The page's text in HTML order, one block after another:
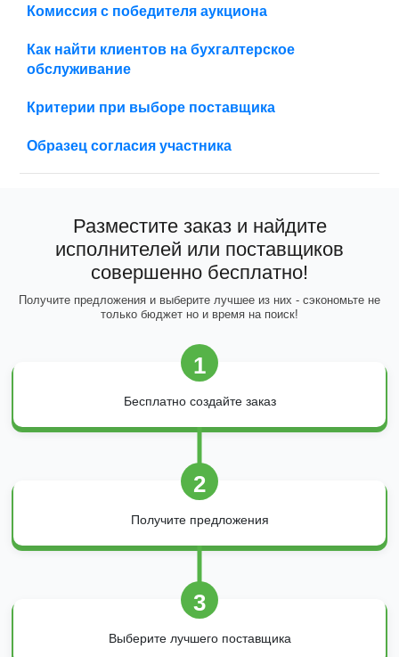
Комиссия с победителя аукциона
Как найти клиентов на бухгалтерское
обслуживание
Критерии при выборе поставщика
Образец согласия участника
Разместите заказ и найдите
исполнителей или поставщиков
совершенно бесплатно!
Получите предложения и выберите лучшее из них - сэкономьте не
только бюджет но и время на поиск!
1
Бесплатно создайте заказ
2
Получите предложения
3
Выберите лучшего поставщика